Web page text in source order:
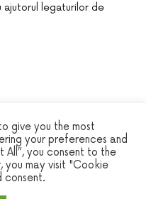
ajutorul legaturilor de
give you the most
your preferences and
All”, you consent to the
you may visit "Cookie
consent.